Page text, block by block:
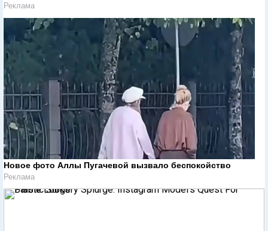
Реклама
Новое фото Аллы Пугачевой вызвало беспокойство
Реклама